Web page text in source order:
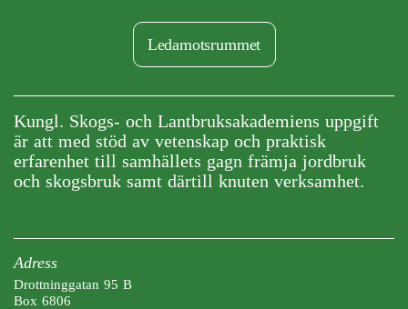
Ledamotsrummet
Kungl. Skogs- och Lantbruksakademiens uppgift
är att med stöd av vetenskap och praktisk
erfarenhet till samhällets gagn främja jordbruk
och skogsbruk samt därtill knuten verksamhet.
Adress
Drottninggatan 95 B
Box 6806